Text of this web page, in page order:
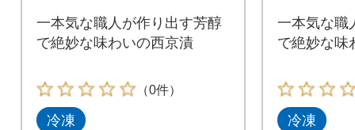
一本気な職人が作り出す芳醇
で絶妙な味わいの西京漬
（0件）
冷凍
一本気な職
で絶妙な味
冷凍